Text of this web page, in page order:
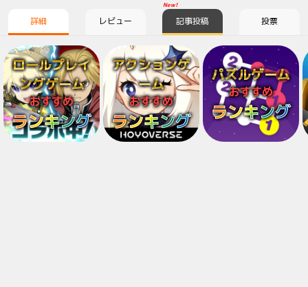
詳細 レビュー
New!
記事投稿 投票
ロールプレイ
ングゲーム
おすすめ
ランキング
アクションゲ
ーム
おすすめ
ランキング
パズルゲーム
おすすめ
ランキング